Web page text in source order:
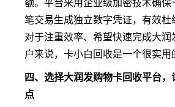
笔交易生成独立数字凭证，有效杜
对于注重效率、希望快速完成大
户来说，卡小白回收是一个很实用
四、选择大润发购物卡回收平台
点